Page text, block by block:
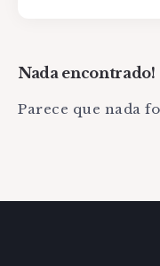
Nada encontrado!
Parece que nada